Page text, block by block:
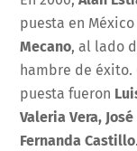
puesta en
Mecano, al lado
hambre de éxito.
puesta fueron
Valeria Vera,
Fernanda Castillo.